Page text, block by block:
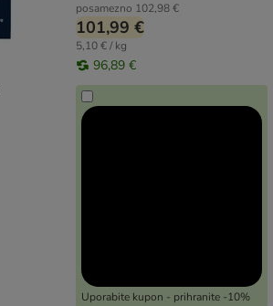
posamezno 102,98 €
101,99 €
5,10 € / kg
96,89 €
Uporabite kupon - prihranite -10%